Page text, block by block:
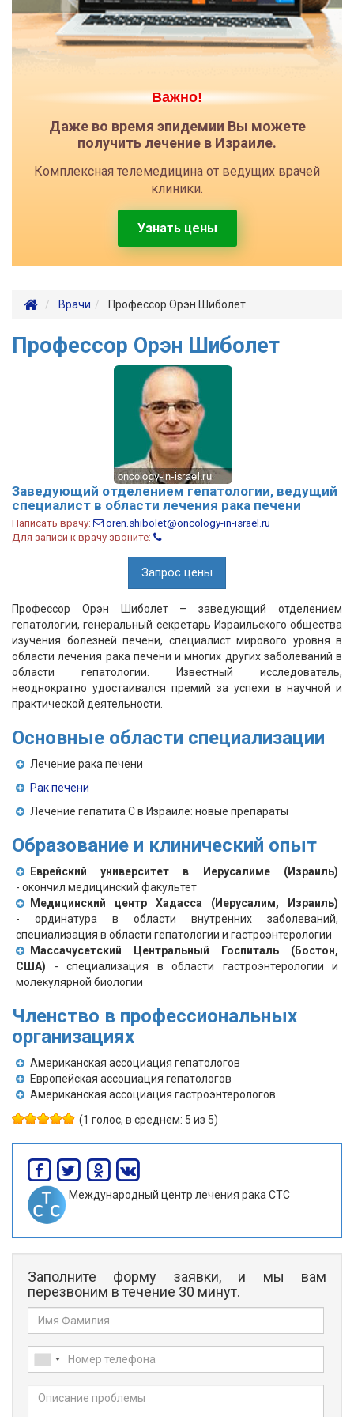
Важно!
Даже во время эпидемии Вы можете
получить лечение в Израиле.
Комплексная телемедицина от ведущих врачей
клиники.
Узнать цены
Врачи Профессор Орэн Шиболет
Профессор Орэн Шиболет
Заведующий отделением гепатологии, ведущий
специалист в области лечения рака печени
Написать врачу:
oren.shibolet@oncology-in-israel.ru
Для записи к врачу звоните:
Запрос цены
Профессор Орэн Шиболет – заведующий отделением
гепатологии, генеральный секретарь Израильского общества
изучения болезней печени, специалист мирового уровня в
области лечения рака печени и многих других заболеваний в
области гепатологии. Известный исследователь,
неоднократно удостаивался премий за успехи в научной и
практической деятельности.
Основные области специализации
Лечение рака печени
Рак печени
Лечение гепатита С в Израиле: новые препараты
Образование и клинический опыт
Еврейский университет в Иерусалиме (Израиль)
- окончил медицинский факультет
Медицинский центр Хадасса (Иерусалим, Израиль)
- ординатура в области внутренних заболеваний,
специализация в области гепатологии и гастроэнтерологии
Массачусетский Центральный Госпиталь (Бостон,
США) - специализация в области гастроэнтерологии и
молекулярной биологии
Членство в профессиональных
организациях
Американская ассоциация гепатологов
Европейская ассоциация гепатологов
Американская ассоциация гастроэнтерологов
(1 голос, в среднем: 5 из 5)
Международный центр лечения рака СТС
Заполните форму заявки, и мы вам
перезвоним в течение 30 минут.